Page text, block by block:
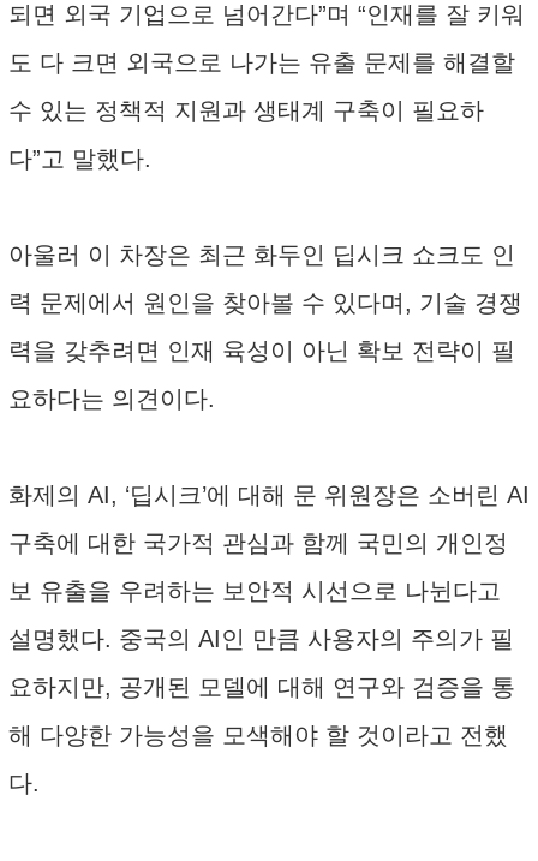
되면 외국 기업으로 넘어간다”며 “인재를 잘 키워
도 다 크면 외국으로 나가는 유출 문제를 해결할
수 있는 정책적 지원과 생태계 구축이 필요하
다”고 말했다.
아울러 이 차장은 최근 화두인 딥시크 쇼크도 인
력 문제에서 원인을 찾아볼 수 있다며, 기술 경쟁
력을 갖추려면 인재 육성이 아닌 확보 전략이 필
요하다는 의견이다.
화제의 AI, ‘딥시크’에 대해 문 위원장은 소버린 AI
구축에 대한 국가적 관심과 함께 국민의 개인정
보 유출을 우려하는 보안적 시선으로 나뉜다고
설명했다. 중국의 AI인 만큼 사용자의 주의가 필
요하지만, 공개된 모델에 대해 연구와 검증을 통
해 다양한 가능성을 모색해야 할 것이라고 전했
다.